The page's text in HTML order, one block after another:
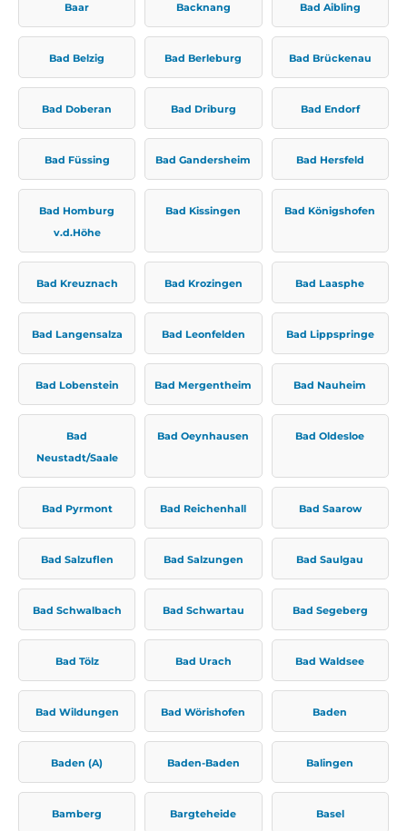
Baar Backnang Bad Aibling
Bad Belzig Bad Berleburg Bad Brückenau
Bad Doberan Bad Driburg Bad Endorf
Bad Füssing Bad Gandersheim Bad Hersfeld
Bad Homburg
v.d.Höhe
Bad Kissingen Bad Königshofen
Bad Kreuznach Bad Krozingen Bad Laasphe
Bad Langensalza Bad Leonfelden Bad Lippspringe
Bad Lobenstein Bad Mergentheim Bad Nauheim
Bad
Neustadt/Saale
Bad Oeynhausen Bad Oldesloe
Bad Pyrmont Bad Reichenhall Bad Saarow
Bad Salzuflen Bad Salzungen Bad Saulgau
Bad Schwalbach Bad Schwartau Bad Segeberg
Bad Tölz Bad Urach Bad Waldsee
Bad Wildungen Bad Wörishofen Baden
Baden (A) Baden-Baden Balingen
Bamberg Bargteheide Basel